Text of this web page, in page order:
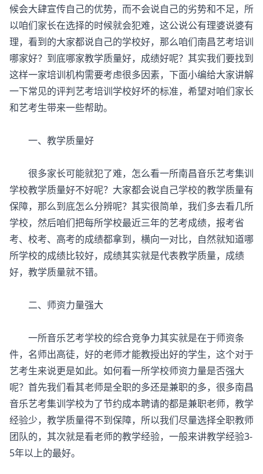
候会大肆宣传自己的优势，而不会说自己的劣势和不足，所
以咱们家长在选择的时候就会犯难，这公说公有理婆说婆有
理，看到的大家都说自己的学校好，那么咱们南昌艺考培训
哪家好？到底哪家教学质量好，成绩好呢？其实我们要找到
这样一家培训机构需要考虑很多因素，下面小编给大家讲解
一下常见的评判艺考培训学校好坏的标准，希望对咱们家长
和艺考生带来一些帮助。
一、教学质量好
很多家长可能就犯了难，怎么看一所南昌音乐艺考集训
学校教学质量好不好呢？大家都会说自己学校的教学质量有
保障，那么到底怎么分辨呢？其实很简单，我们多去看几所
学校，然后咱们把每所学校最近三年的艺考成绩，报考省
考、校考、高考的成绩都拿到，横向一对比，自然就知道哪
所学校的成绩比较好，成绩其实就是代表教学质量，成绩
好，教学质量就不错。
二、师资力量强大
一所音乐艺考学校的综合竞争力其实就是在于师资条
件，名师出高徒，好的老师才能教授出好的学生，这个对于
艺考生来说更是如此。如何看一所学校师资力量是否强大
呢？首先我们看其老师是全职的多还是兼职的多，很多南昌
音乐艺考集训学校为了节约成本聘请的都是兼职老师，教学
经验少，教学质量得不到保障，所以我们尽量选择全职教师
团队的，其次就是看老师的教学经验，一般来讲教学经验3-
5年以上的最好。